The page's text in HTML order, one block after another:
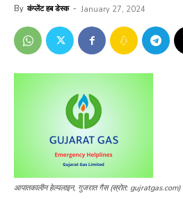
By कंप्लेंट हब डेस्क - January 27, 2024
आपातकालीन हेल्पलाइन, गुजरात गैस (स्रोत: gujratgas.com)